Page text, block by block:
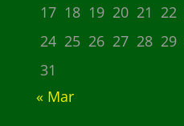
17 18 19 20 21 22
24 25 26 27 28 29
31
« Mar